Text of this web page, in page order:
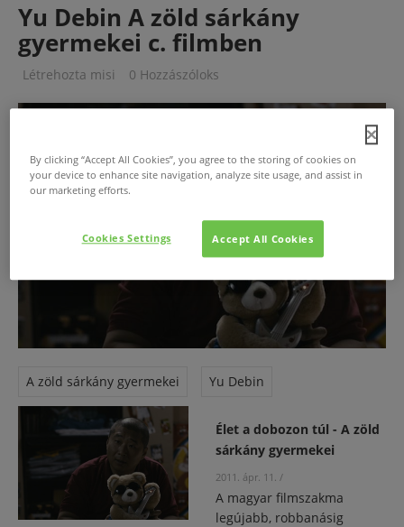
Yu Debin A zöld sárkány
gyermekei c. filmben
Létrehozta misi 0 Hozzászóloks
A zöld sárkány gyermekei Yu Debin
Élet a dobozon túl - A zöld
sárkány gyermekei
2011. ápr. 11. /
A magyar filmszakma
legújabb, robbanásig
By clicking “Accept All Cookies”, you agree to the storing of cookies on
your device to enhance site navigation, analyze site usage, and assist in
our marketing efforts.
Accept All Cookies
Cookies Settings